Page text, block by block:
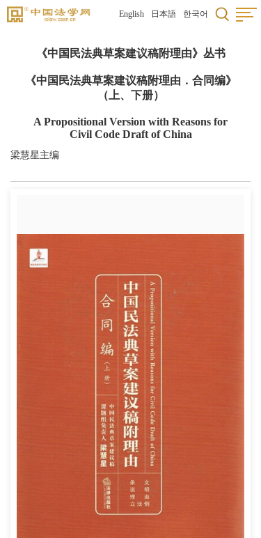
English 日本語 한국어
《中国民法典草案建议稿附理由》丛书
《中国民法典草案建议稿附理由．合同编》
（上、下册）
A Propositional Version with Reasons for
Civil Code Draft of China
梁慧星主编